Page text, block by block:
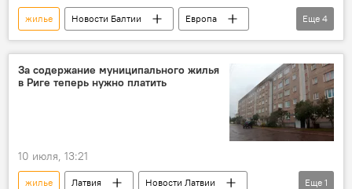
жилье Новости Балтии
Европа
Россия
рейтинг
статистика
Еще 4
За содержание муниципального жилья
в Риге теперь нужно платить
10 июля, 13:21
жилье Латвия
Новости Латвии
Еще 1